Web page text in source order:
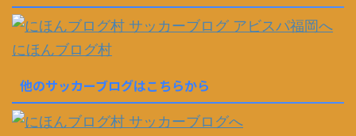
にほんブログ村
他のサッカーブログはこちらから